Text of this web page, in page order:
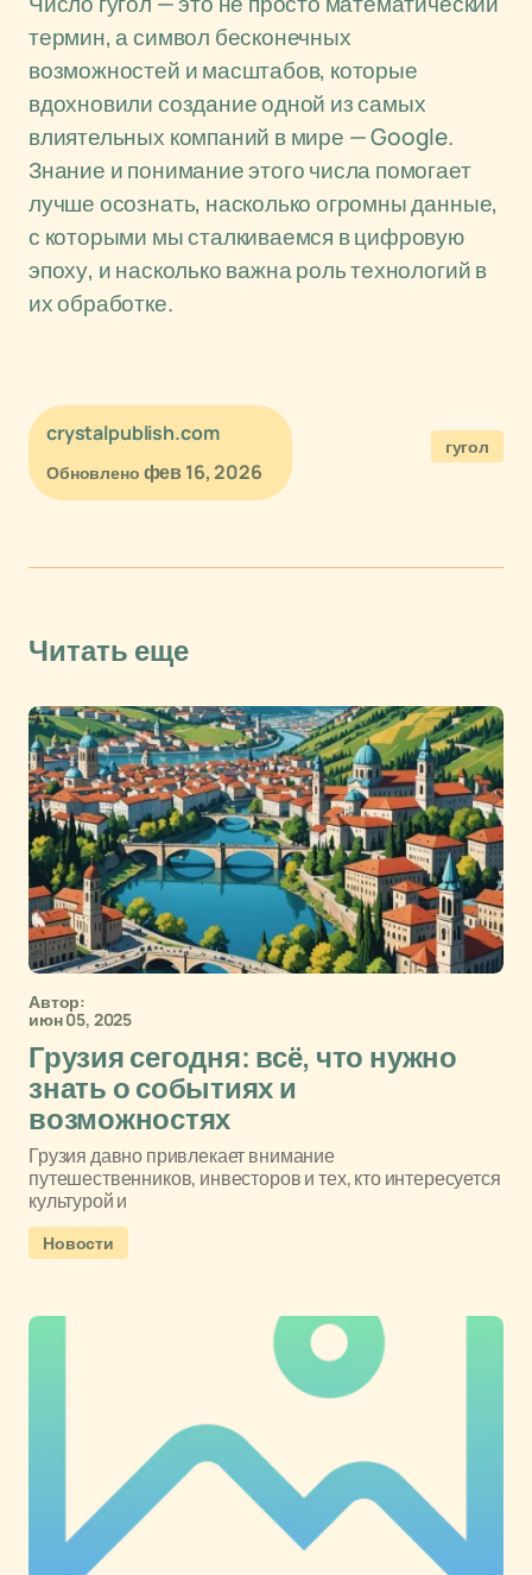
термин, а символ бесконечных
возможностей и масштабов, которые
вдохновили создание одной из самых
влиятельных компаний в мире — Google.
Знание и понимание этого числа помогает
лучше осознать, насколько огромны данные,
с которыми мы сталкиваемся в цифровую
эпоху, и насколько важна роль технологий в
их обработке.
crystalpublish.com
Обновлено фев 16, 2026
гугол
Читать еще
Автор:
июн 05, 2025
Грузия сегодня: всё, что нужно
знать о событиях и
возможностях
Грузия давно привлекает внимание
путешественников, инвесторов и тех, кто интересуется
культурой и
Новости